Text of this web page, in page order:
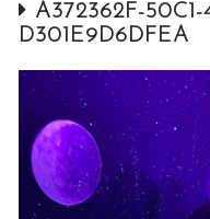
A372362F-
D301E9D6DFEA